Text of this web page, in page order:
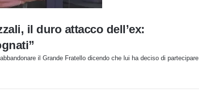
il duro attacco dell’ex:
il Grande Fratello dicendo che lui ha deciso di partecipare